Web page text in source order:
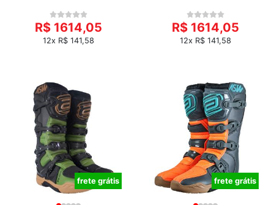
R$ 1614,05
12x R$ 141,58
R$ 1614,05
12x R$ 141,58
frete grátis frete grátis